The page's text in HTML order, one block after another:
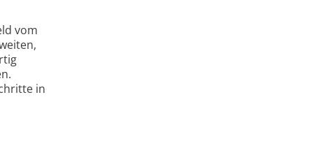
vom
in